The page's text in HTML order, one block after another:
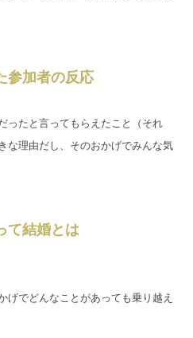
参加者の反応
ったと言ってもらえたこと（それ
な理由だし、そのおかげでみんな気
て結婚とは
げでどんなことがあっても乗り越え